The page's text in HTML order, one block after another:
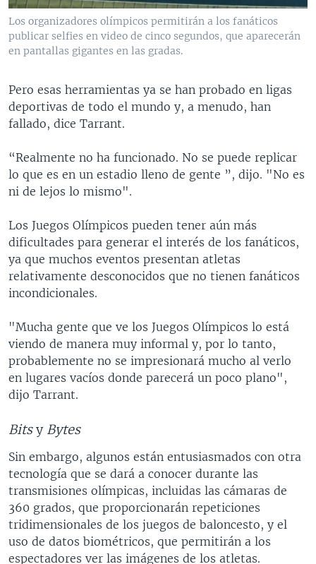
Los organizadores olímpicos permitirán a los fanáticos
publicar selfies en video de cinco segundos, que aparecerán
en pantallas gigantes en las gradas.
Pero esas herramientas ya se han probado en ligas
deportivas de todo el mundo y, a menudo, han
fallado, dice Tarrant.
“Realmente no ha funcionado. No se puede replicar
lo que es en un estadio lleno de gente ”, dijo. "No es
ni de lejos lo mismo".
Los Juegos Olímpicos pueden tener aún más
dificultades para generar el interés de los fanáticos,
ya que muchos eventos presentan atletas
relativamente desconocidos que no tienen fanáticos
incondicionales.
"Mucha gente que ve los Juegos Olímpicos lo está
viendo de manera muy informal y, por lo tanto,
probablemente no se impresionará mucho al verlo
en lugares vacíos donde parecerá un poco plano",
dijo Tarrant.
Bitsy Bytes
Sin embargo, algunos están entusiasmados con otra
tecnología que se dará a conocer durante las
transmisiones olímpicas, incluidas las cámaras de
360 grados, que proporcionarán repeticiones
tridimensionales de los juegos de baloncesto, y el
uso de datos biométricos, que permitirán a los
espectadores ver las imágenes de los atletas.